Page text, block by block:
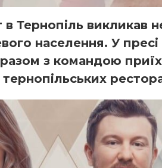
Тернопіль викликав
населення. У пресі
з командою